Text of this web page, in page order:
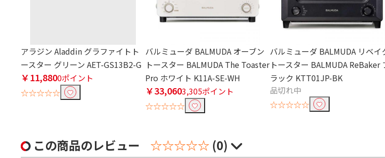
アラジン Aladdin グラファイトト
ースター グリーン AET-GS13B2-G
￥11,8800ポイント
☆☆☆☆☆
バルミューダ BALMUDA オーブン
トースター BALMUDA The Toaster
Pro ホワイト K11A-SE-WH
￥33,0603,305ポイント
☆☆☆☆☆
バルミューダ BALMUDA リベイ
トースター BALMUDA ReBaker
ラック KTT01JP-BK
品切れ中
☆☆☆☆☆
この商品のレビュー ☆☆☆☆☆ (0)